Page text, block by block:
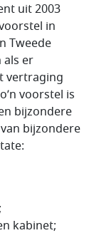
uit 2003
in
Tweede
als er
vertraging
voorstel is
bijzondere
bijzondere
kabinet;